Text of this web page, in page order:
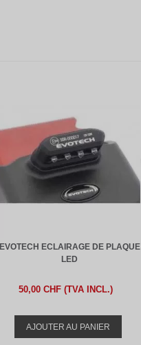
EVOTECH ECLAIRAGE DE PLAQUE
LED
50,00 CHF (TVA INCL.)
AJOUTER AU PANIER